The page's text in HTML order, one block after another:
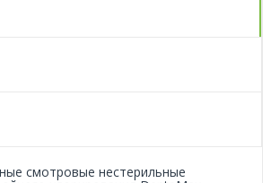
смотровые нестерильные